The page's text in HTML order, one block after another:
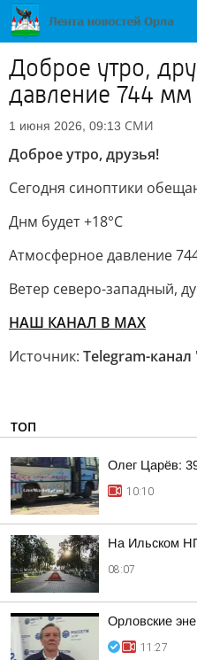
Доброе утро,
давление 744
1 июня 2026, 09:13 СМИ
Доброе утро, друзья!
Сегодня синоптики
Днм будет +18°С
Атмосферное давление
Ветер северо-западный,
НАШ КАНАЛ В МАХ
Источник: Telegram-
ТОП
Олег Царёв:
10:10
На Ильском
08:07
Орловские
11:27